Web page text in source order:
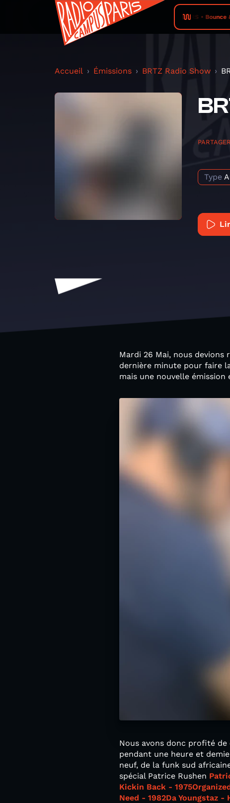
RADIO CAMPUS ANGERS • Bounce &
Accueil Émissions BRTZ Radio Show
PARTAGER
Type
Mardi 26 Mai, nous devions
dernière minute pour faire
mais une nouvelle émission
Nous avons donc profité
pendant une heure et
neuf, de la funk sud
spécial Patrice Rushen
Kickin Back - 1975
Need - 1982Da Youngstaz -